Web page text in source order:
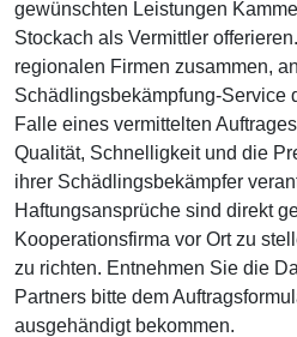
gewünschten Leistungen
Stockach als Vermittler
regionalen Firmen zusammen,
Schädlingsbekämpfung-Service
Falle eines vermittelten
Qualität, Schnelligkeit und die
ihrer Schädlingsbekämpfer
Haftungsansprüche sind direkt
Kooperationsfirma vor Ort zu
zu richten. Entnehmen Sie die
Partners bitte dem
ausgehändigt bekommen.